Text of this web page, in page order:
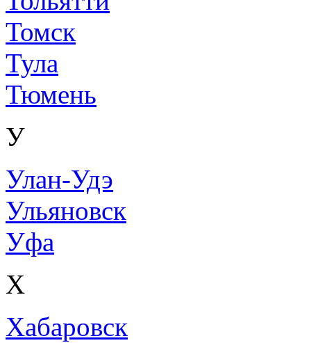
Томск
Тула
Тюмень
У
Улан-Удэ
Ульяновск
Уфа
Х
Хабаровск